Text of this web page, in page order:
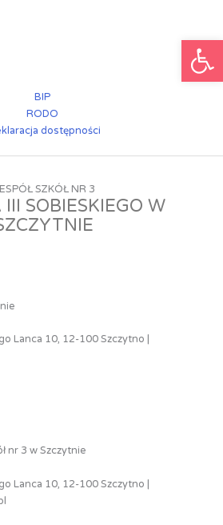
BIP
RODO
dostępności
SZKÓŁ NR 3
SOBIESKIEGO W
Lanca 10, 12-100 Szczytno |
nr 3 w Szczytnie
Lanca 10, 12-100 Szczytno |